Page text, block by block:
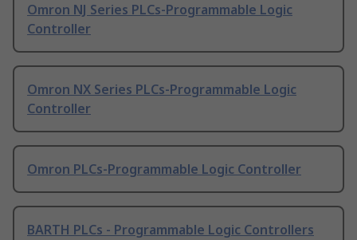
Omron NJ Series PLCs-Programmable Logic
Controller
Omron NX Series PLCs-Programmable Logic
Controller
Omron PLCs-Programmable Logic Controller
BARTH PLCs - Programmable Logic Controllers